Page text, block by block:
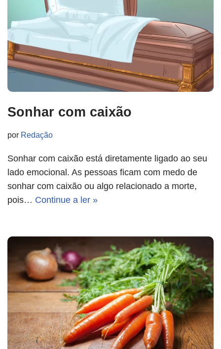
Sonhar com caixão
por Redação
Sonhar com caixão está diretamente ligado ao seu
lado emocional. As pessoas ficam com medo de
sonhar com caixão ou algo relacionado a morte,
pois… Continue a ler »